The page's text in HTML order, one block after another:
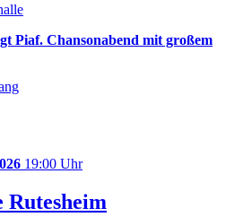
Piaf. Chansonabend mit großem
19:00 Uhr
Rutesheim